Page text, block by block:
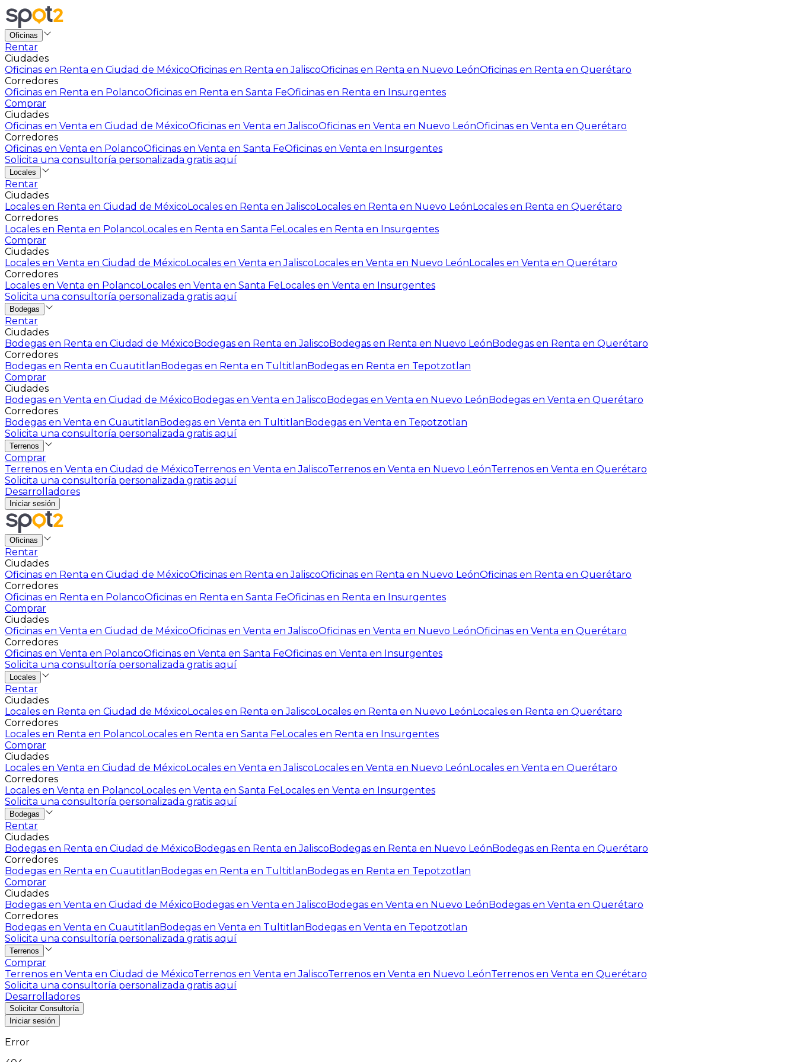
Oficinas
Rentar
Ciudades
Oficinas en Renta en Ciudad de MéxicoOficinas en Renta en JaliscoOficinas en Renta en Nuevo LeónOficinas en Renta en Querétaro
Corredores
Oficinas en Renta en PolancoOficinas en Renta en Santa FeOficinas en Renta en Insurgentes
Comprar
Ciudades
Oficinas en Venta en Ciudad de MéxicoOficinas en Venta en JaliscoOficinas en Venta en Nuevo LeónOficinas en Venta en Querétaro
Corredores
Oficinas en Venta en PolancoOficinas en Venta en Santa FeOficinas en Venta en Insurgentes
Solicita una consultoría personalizada gratis aquí
Locales
Rentar
Ciudades
Locales en Renta en Ciudad de MéxicoLocales en Renta en JaliscoLocales en Renta en Nuevo LeónLocales en Renta en Querétaro
Corredores
Locales en Renta en PolancoLocales en Renta en Santa FeLocales en Renta en Insurgentes
Comprar
Ciudades
Locales en Venta en Ciudad de MéxicoLocales en Venta en JaliscoLocales en Venta en Nuevo LeónLocales en Venta en Querétaro
Corredores
Locales en Venta en PolancoLocales en Venta en Santa FeLocales en Venta en Insurgentes
Solicita una consultoría personalizada gratis aquí
Bodegas
Rentar
Ciudades
Bodegas en Renta en Ciudad de MéxicoBodegas en Renta en JaliscoBodegas en Renta en Nuevo LeónBodegas en Renta en Querétaro
Corredores
Bodegas en Renta en CuautitlanBodegas en Renta en TultitlanBodegas en Renta en Tepotzotlan
Comprar
Ciudades
Bodegas en Venta en Ciudad de MéxicoBodegas en Venta en JaliscoBodegas en Venta en Nuevo LeónBodegas en Venta en Querétaro
Corredores
Bodegas en Venta en CuautitlanBodegas en Venta en TultitlanBodegas en Venta en Tepotzotlan
Solicita una consultoría personalizada gratis aquí
Terrenos
Comprar
Terrenos en Venta en Ciudad de MéxicoTerrenos en Venta en JaliscoTerrenos en Venta en Nuevo LeónTerrenos en Venta en Querétaro
Solicita una consultoría personalizada gratis aquí
Desarrolladores
Iniciar sesión
Oficinas
Rentar
Ciudades
Oficinas en Renta en Ciudad de MéxicoOficinas en Renta en JaliscoOficinas en Renta en Nuevo LeónOficinas en Renta en Querétaro
Corredores
Oficinas en Renta en PolancoOficinas en Renta en Santa FeOficinas en Renta en Insurgentes
Comprar
Ciudades
Oficinas en Venta en Ciudad de MéxicoOficinas en Venta en JaliscoOficinas en Venta en Nuevo LeónOficinas en Venta en Querétaro
Corredores
Oficinas en Venta en PolancoOficinas en Venta en Santa FeOficinas en Venta en Insurgentes
Solicita una consultoría personalizada gratis aquí
Locales
Rentar
Ciudades
Locales en Renta en Ciudad de MéxicoLocales en Renta en JaliscoLocales en Renta en Nuevo LeónLocales en Renta en Querétaro
Corredores
Locales en Renta en PolancoLocales en Renta en Santa FeLocales en Renta en Insurgentes
Comprar
Ciudades
Locales en Venta en Ciudad de MéxicoLocales en Venta en JaliscoLocales en Venta en Nuevo LeónLocales en Venta en Querétaro
Corredores
Locales en Venta en PolancoLocales en Venta en Santa FeLocales en Venta en Insurgentes
Solicita una consultoría personalizada gratis aquí
Bodegas
Rentar
Ciudades
Bodegas en Renta en Ciudad de MéxicoBodegas en Renta en JaliscoBodegas en Renta en Nuevo LeónBodegas en Renta en Querétaro
Corredores
Bodegas en Renta en CuautitlanBodegas en Renta en TultitlanBodegas en Renta en Tepotzotlan
Comprar
Ciudades
Bodegas en Venta en Ciudad de MéxicoBodegas en Venta en JaliscoBodegas en Venta en Nuevo LeónBodegas en Venta en Querétaro
Corredores
Bodegas en Venta en CuautitlanBodegas en Venta en TultitlanBodegas en Venta en Tepotzotlan
Solicita una consultoría personalizada gratis aquí
Terrenos
Comprar
Terrenos en Venta en Ciudad de MéxicoTerrenos en Venta en JaliscoTerrenos en Venta en Nuevo LeónTerrenos en Venta en Querétaro
Solicita una consultoría personalizada gratis aquí
Desarrolladores
Solicitar Consultoría
Iniciar sesión
Error